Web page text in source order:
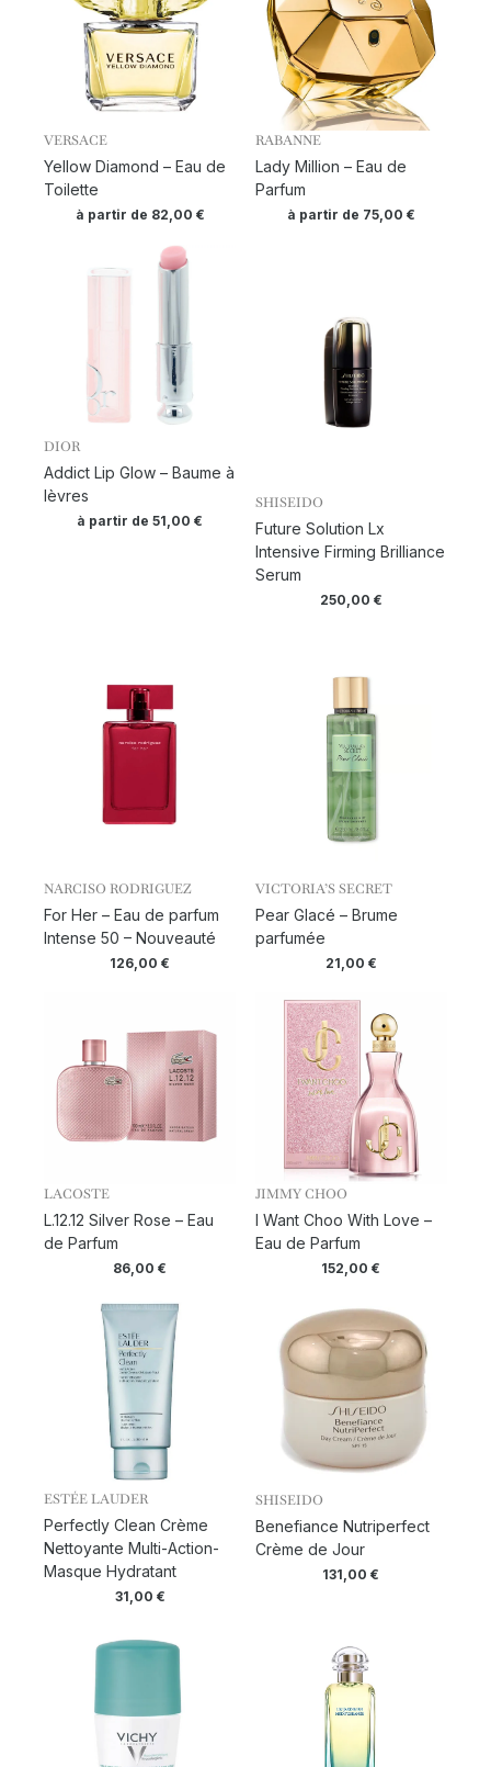
VERSACE
Yellow Diamond – Eau de
Toilette
à partir de 82,00 €
RABANNE
Lady Million – Eau de
Parfum
à partir de 75,00 €
DIOR
Addict Lip Glow – Baume à
lèvres
à partir de51,00€
SHISEIDO
Future Solution Lx
Intensive Firming Brilliance
Serum
250,00 €
NARCISO RODRIGUEZ
For Her – Eau de parfum
Intense 50 – Nouveauté
126,00€
VICTORIA’S SECRET
Pear Glacé – Brume
parfumée
21,00 €
LACOSTE
L.12.12 Silver Rose – Eau
de Parfum
86,00€
JIMMY CHOO
I Want Choo With Love –
Eau de Parfum
152,00€
ESTÉE LAUDER
Perfectly Clean Crème
Nettoyante Multi-Action-
Masque Hydratant
31,00 €
SHISEIDO
Benefiance Nutriperfect
Crème de Jour
131,00€